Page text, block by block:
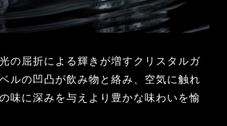
の屈折による輝きが増すクリスタルガ
ルの凹凸が飲み物と絡み、空気に触れ
味に深みを与えより豊かな味わいを愉